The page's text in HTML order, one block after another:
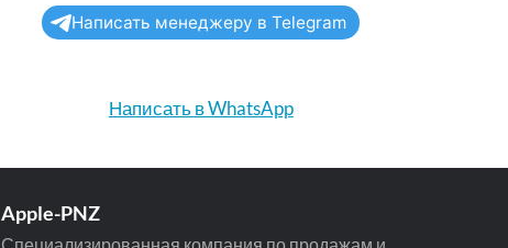
Написать менеджеру в Telegram
Написать в WhatsApp
Apple-PNZ